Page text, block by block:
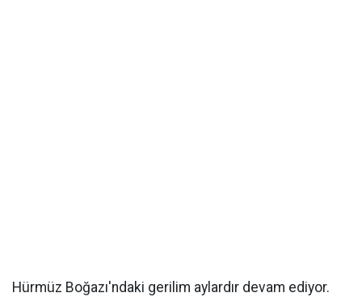
Hürmüz Boğazı'ndaki gerilim aylardır devam ediyor.